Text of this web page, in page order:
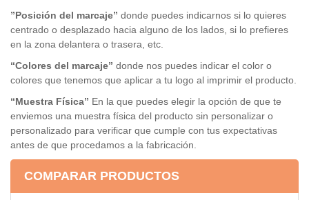
”Posición del marcaje” donde puedes indicarnos si lo quieres
centrado o desplazado hacia alguno de los lados, si lo prefieres
en la zona delantera o trasera, etc.
“Colores del marcaje” donde nos puedes indicar el color o
colores que tenemos que aplicar a tu logo al imprimir el producto.
“Muestra Física” En la que puedes elegir la opción de que te
enviemos una muestra física del producto sin personalizar o
personalizado para verificar que cumple con tus expectativas
antes de que procedamos a la fabricación.
COMPARAR PRODUCTOS